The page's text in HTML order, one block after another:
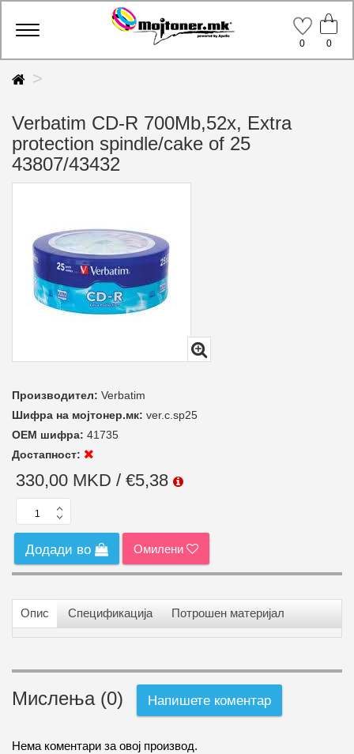
Toggle
0
0
Verbatim CD-R 700Mb,52x, Extra
protection spindle/cake of 25
43807/43432
Производител: Verbatim
Шифра на мојтонер.мк: ver.c.sp25
ОЕМ шифра: 41735
Достапност:
330,00 MKD / €5,38
Додади во Омилени
Опис Спецификација Потрошен материјал
Мислења (0) Напишете коментар
Нема коментари за овој производ.